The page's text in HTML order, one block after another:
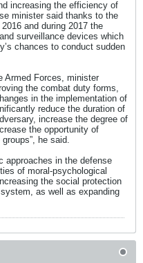
increasing the efficiency of
minister said thanks to the
and during 2017 the
surveillance devices which
chances to conduct sudden
Armed Forces, minister
the combat duty forms,
in the implementation of
reduce the duration of
increase the degree of
the opportunity of
he said.
approaches in the defense
of moral-psychological
the social protection
as well as expanding